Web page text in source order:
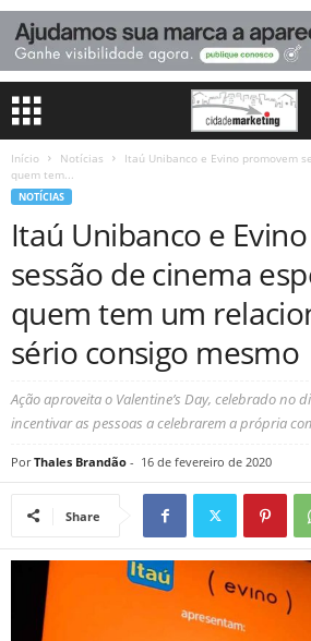
Início Notícias
Itaú Unibanco e Evino promovem
quem tem...
NOTÍCIAS
Itaú Unibanco e
sessão de cinema
quem tem um
sério consigo mesmo
Ação aproveita o Valentine’s Day, celebrado no
incentivar as pessoas a celebrarem a própria
Por Thales Brandão - 16 de fevereiro de 2020
Share